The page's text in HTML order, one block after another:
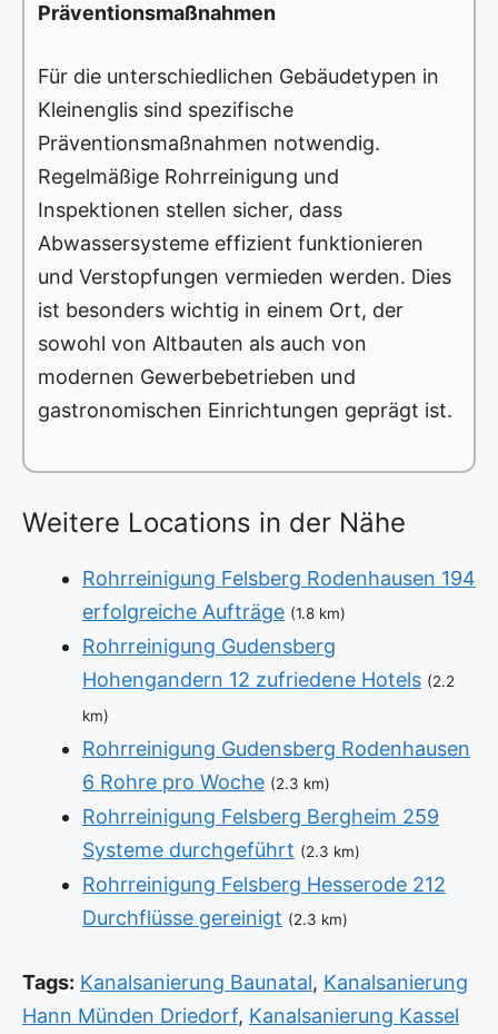
Präventionsmaßnahmen
Für die unterschiedlichen Gebäudetypen in
Kleinenglis sind spezifische
Präventionsmaßnahmen notwendig.
Regelmäßige Rohrreinigung und
Inspektionen stellen sicher, dass
Abwassersysteme effizient funktionieren
und Verstopfungen vermieden werden. Dies
ist besonders wichtig in einem Ort, der
sowohl von Altbauten als auch von
modernen Gewerbebetrieben und
gastronomischen Einrichtungen geprägt ist.
Weitere Locations in der Nähe
Rohrreinigung Felsberg Rodenhausen 194
erfolgreiche Aufträge (1.8 km)
Rohrreinigung Gudensberg
Hohengandern 12 zufriedene Hotels (2.2
km)
Rohrreinigung Gudensberg Rodenhausen
6 Rohre pro Woche (2.3 km)
Rohrreinigung Felsberg Bergheim 259
Systeme durchgeführt (2.3 km)
Rohrreinigung Felsberg Hesserode 212
Durchflüsse gereinigt (2.3 km)
Tags: Kanalsanierung Baunatal, Kanalsanierung
Hann Münden Driedorf, Kanalsanierung Kassel